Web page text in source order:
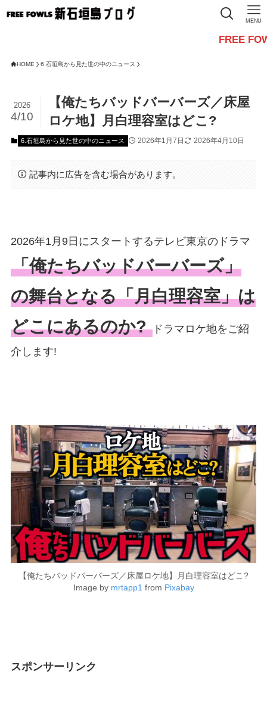
MENU
FREE FOWLSからの
HOME 6.石垣島から見た世の中のニュース
【俺たちバッドバーバーズ／床屋
ロケ地】月白理容室はどこ?
2026
4/10
6.石垣島から見た世の中のニュース 2026年1月7日 2026年4月10日
記事内に広告を含む場合があります。
2026年1月9日にスタートするテレビ東京のドラマ
「俺たちバッドバーバーズ」
の舞台となる「月白理容室」は
どこにあるのか?ドラマロケ地をご紹
介します!
【俺たちバッドバーバーズ／床屋ロケ地】月白理容室はどこ?
Image by mrtapp1 from Pixabay
スポンサーリンク